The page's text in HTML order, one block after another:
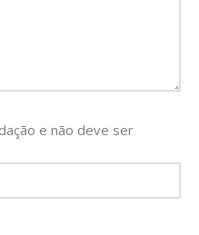
e não deve ser